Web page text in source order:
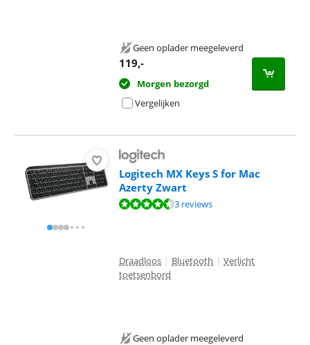
Geen oplader meegeleverd
119,-
Morgen bezorgd
Vergelijken
Logitech MX Keys S for Mac
Azerty Zwart
Beoordeling is 9,3 van de 10, gebaseerd op 3 reviews.
3 reviews
Draadloos | Bluetooth | Verlicht
toetsenbord
Geen oplader meegeleverd